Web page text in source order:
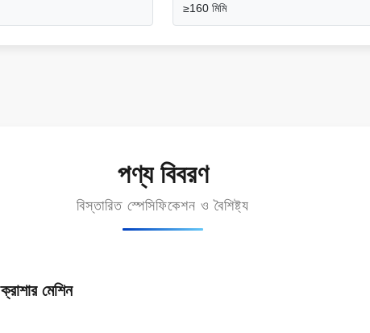
≥160 মিমি
পণ্য বিবরণ
বিস্তারিত স্পেসিফিকেশন ও বৈশিষ্ট্য
মেশিন